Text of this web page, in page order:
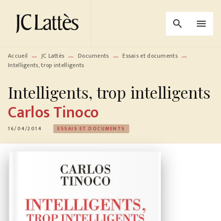
MENU RECHERCHE
PIED DE PAGE
search menu
Accueil — JC Lattès — Documents — Essais et documents —
Intelligents, trop intelligents
Intelligents, trop intelligents
Carlos Tinoco
16/04/2014 ESSAIS ET DOCUMENTS